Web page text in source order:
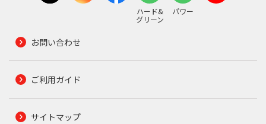
ハード&
グリーン
パワー
お問い合わせ
ご利用ガイド
サイトマップ